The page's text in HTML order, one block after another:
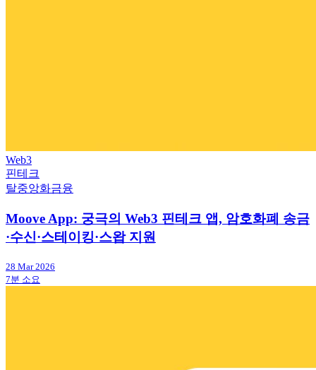
Web3
핀테크
탈중앙화금융
Moove App: 궁극의 Web3 핀테크 앱, 암호화폐 송금
·수신·스테이킹·스왑 지원
28 Mar 2026
7분 소요